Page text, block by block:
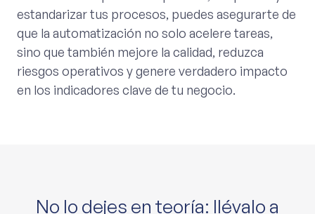
estandarizar tus procesos, puedes asegurarte de
que la automatización no solo acelere tareas,
sino que también mejore la calidad, reduzca
riesgos operativos y genere verdadero impacto
en los indicadores clave de tu negocio.
No lo dejes en teoría: llévalo a